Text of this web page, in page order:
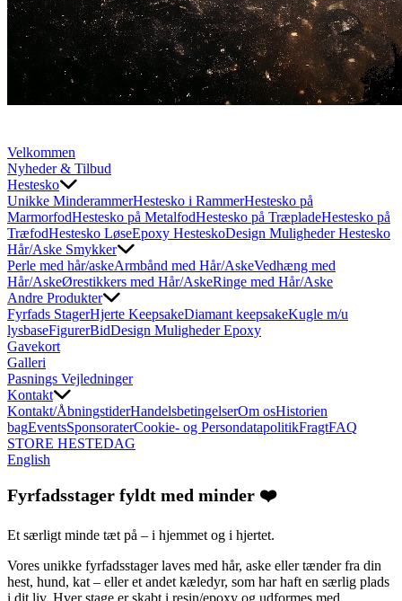
Velkommen
Nyheder & Tilbud
Hestesko
Unikke MinderammerHestesko i RammerHestesko på
MarmorfodHestesko på MetalfodHestesko på TræpladeHestesko på
TræfodHestesko LøseEpoxy HesteskoDesign Muligheder Hestesko
Hår/Aske Smykker
Perle med hår/askeArmbånd med Hår/AskeVedhæng med
Hår/AskeØrestikkers med Hår/AskeRinge med Hår/Aske
Andre Produkter
Fyrfads StagerHjerte KeepsakeDiamant keepsakeKugle m/u
lysbaseFigurerBidDesign Muligheder Epoxy
Gavekort
Galleri
Pasnings Vejledninger
Kontakt
Kontakt/ÅbningstiderHandelsbetingelserOm osHistorien
bagEventsSponsoraterCookie- og PersondatapolitikFragtFAQ
STORE HESTEDAG
English
Fyrfadsstager fyldt med minder ❤️
Et særligt minde tæt på – i hjemmet og i hjertet.
Vores unikke fyrfadsstager laves med hår, aske eller tænder fra din
hest, hund, kat – eller et andet kæledyr, som har haft en særlig plads
i dit liv. Hver stage er skabt i resin/epoxy og udformes med